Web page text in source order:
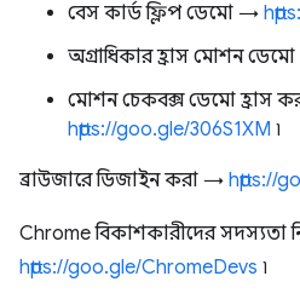
বেস কার্ড ফ্লিপ ডেমো →
অগ্রাধিকার হ্রাস মোশন
মোশন চেকবক্স ডেমো হ্রাস
https://goo.gle/306S1XM ৷
ব্রাউজারে ডিজাইন করা → https://
Chrome বিকাশকারীদের সদস্যতা
https://goo.gle/ChromeDevs ৷